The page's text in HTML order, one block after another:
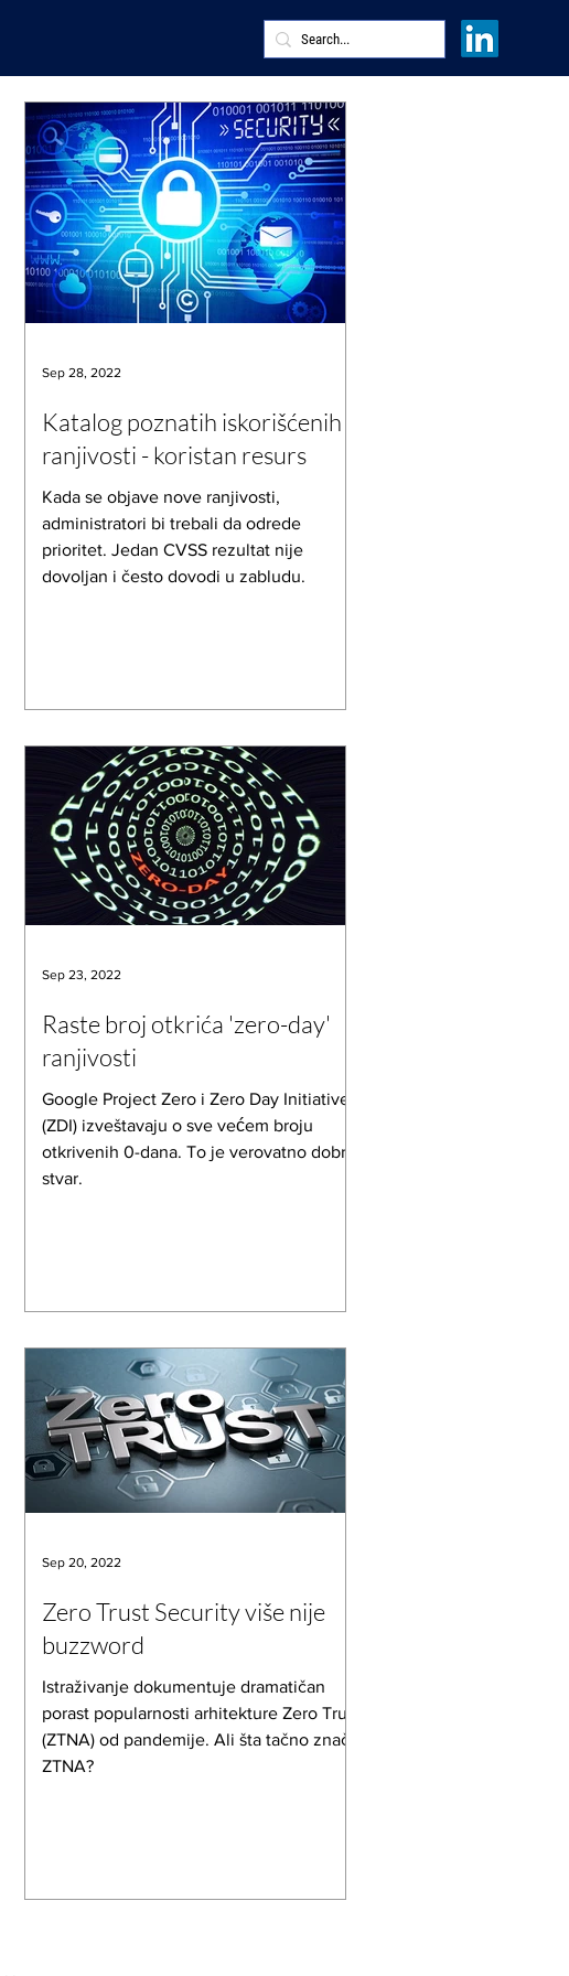
Katalog poznatih iskorišćenih
ranjivosti - koristan resurs
Kada se objave nove ranjivosti,
administratori bi trebali da odrede
prioritet. Jedan CVSS rezultat nije
dovoljan i često dovodi u zabludu.
Sep 28, 2022
Raste broj otkrića 'zero-day'
ranjivosti
Google Project Zero i Zero Day Initiative
(ZDI) izveštavaju o sve većem broju
otkrivenih 0-dana. To je verovatno dobra
stvar.
Sep 23, 2022
Zero Trust Security više nije
buzzword
Istraživanje dokumentuje dramatičan
porast popularnosti arhitekture Zero Trust
(ZTNA) od pandemije. Ali šta tačno znači
ZTNA?
Sep 20, 2022